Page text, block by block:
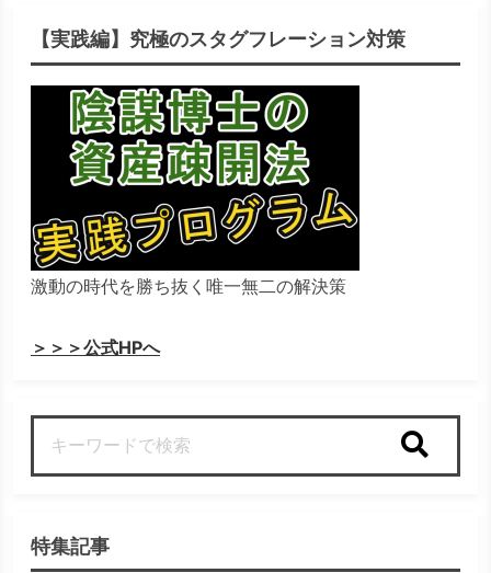
【実践編】究極のスタグフレーション対策
激動の時代を勝ち抜く唯一無二の解決策
＞＞＞公式HPへ
特集記事